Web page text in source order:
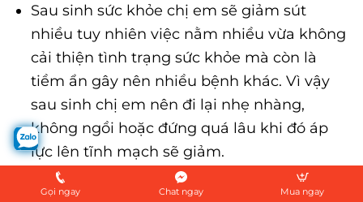
Sau sinh sức khỏe chị em sẽ giảm sút
nhiều tuy nhiên việc nằm nhiều vừa không
cải thiện tình trạng sức khỏe mà còn là
tiềm ẩn gây nên nhiều bệnh khác. Vì vậy
sau sinh chị em nên đi lại nhẹ nhàng,
không ngồi hoặc đứng quá lâu khi đó áp
lực lên tĩnh mạch sẽ giảm.
Tham khảo thêm một số bài viết khác có liên
Gọi ngay Chat ngay Mua ngay